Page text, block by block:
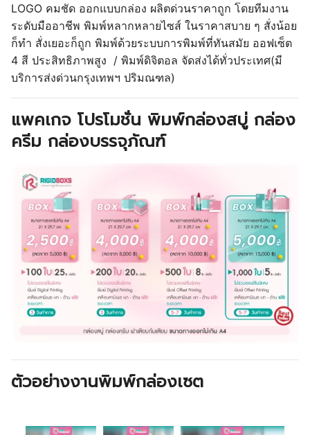
LOGO คมชัด ออกแบบกล่อง ผลิตด่วนราคาถูก โดยทีมงาน
ระดับมืออาชีพ พิมพ์หลากหลายไซส์ ในราคาสบาย ๆ สั่งน้อย
ก็ทำ สั่งเยอะก็ถูก พิมพ์ด้วยระบบการพิมพ์ที่ทันสมัย ออฟเซ็ต
4 สี ประสิทธิภาพสูง / พิมพ์ดิจิตอล จัดส่งได้ทั่วประเทศ(มี
บริการส่งด่วนกรุงเทพฯ ปริมณฑล)
แพคเกจ โปรโมชั่น พิมพ์กล่องสบู่ กล่อง
ครีม กล่องบรรจุภัณฑ์
ตัวอย่างงานพิมพ์กล่องเซต